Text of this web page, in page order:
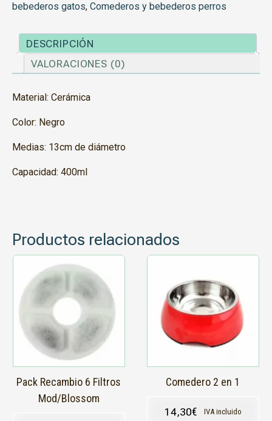
bebederos gatos, Comederos y bebederos perros
DESCRIPCIÓN
VALORACIONES (0)
Material: Cerámica
Color: Negro
Medias: 13cm de diámetro
Capacidad: 400ml
Productos relacionados
Pack Recambio 6 Filtros
Mod/Blossom
Comedero 2 en 1
14,30€ IVA incluido